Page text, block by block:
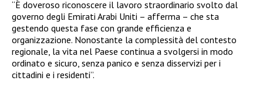
“È doveroso riconoscere il lavoro straordinario svolto dal
governo degli Emirati Arabi Uniti – afferma – che sta
gestendo questa fase con grande efficienza e
organizzazione. Nonostante la complessità del contesto
regionale, la vita nel Paese continua a svolgersi in modo
ordinato e sicuro, senza panico e senza disservizi per i
cittadini e i residenti”.